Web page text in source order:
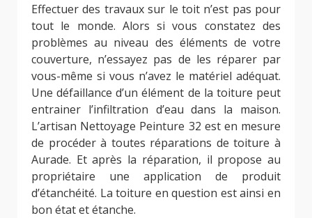
Effectuer des travaux sur le toit n’est pas pour
tout le monde. Alors si vous constatez des
problèmes au niveau des éléments de votre
couverture, n’essayez pas de les réparer par
vous-même si vous n’avez le matériel adéquat.
Une défaillance d’un élément de la toiture peut
entrainer l’infiltration d’eau dans la maison.
L’artisan Nettoyage Peinture 32 est en mesure
de procéder à toutes réparations de toiture à
Aurade. Et après la réparation, il propose au
propriétaire une application de produit
d’étanchéité. La toiture en question est ainsi en
bon état et étanche.